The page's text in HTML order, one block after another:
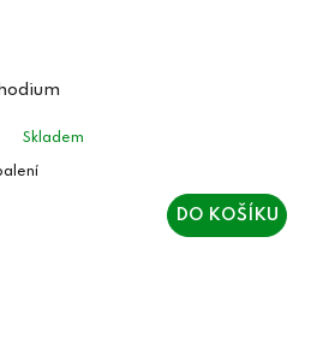
Skladem
DO KOŠÍKU